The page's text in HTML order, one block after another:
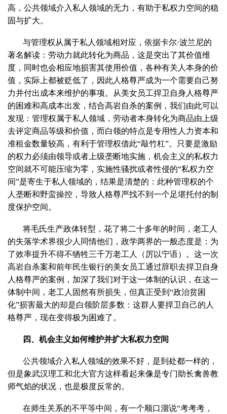
高，公共领域介入私人领域的无力，有助于私权力空间的稳
固与扩大。
与管理权从属于私人领域相对应，依据卡尔·波兰尼的
著名解读：劳动力就此转化为商品，这是突出了其价值维
度，同时也会相应地损害其使用价值，各种有关人本身的价
值，实际上都被贬低了，因此人格尊严成为一个需要自己努
力并付出成本来维护的事项。从美女员工捍卫自身人格尊严
的困难和高成本出发，结合高岩自杀的案例，我们由此可以
发现：管理权属于私人领域，劳动者本身转化为商品由上级
去评定商品等级和价值，而白领的特点是专用性人力资本和
准租金数量较高，有利于管理权借此“敲竹杠”。只要是激励
的权力必须由领导或者上级垄断地实施，机会主义的私权力
空间就不可能压缩为零，实施性骚扰或者性侵的“私权力空
间”是寄生于私人领域的，结果是清楚的：此种管理权的个
人垄断和野蛮操控，导致人格尊严找不到一个足堪托付的制
度保护空间。
将毛氏生产政体转型，花了将二十多年的时间，老工人
的失落学术界很少人同情他们，政学两界的一般态度是：为
了效率提升不得不牺牲三千万老工人（厉以宁语）。这一次
高岩自杀案和前年民生银行的美女员工通过辞职去捍卫自身
人格尊严的案例，加深了我们对于这一体制的认识，在这一
体制中间，老工人固然有所损失，但真正受到“政治贫困
化”损害最大的却是白领阶层多数：这群人要捍卫自己的人
格尊严，现在变得极为困难了。
四、机会主义如何维护并扩大私权力空间
公共领域介入私人领域的效果不好，是到处都一样的，
但是象武汉理工和北大官方这样看起来像是专门助长禽兽教
师气焰的状况，也是极度反常的。
在师生关系的不平等中间，有一个顺口溜说“考考考，